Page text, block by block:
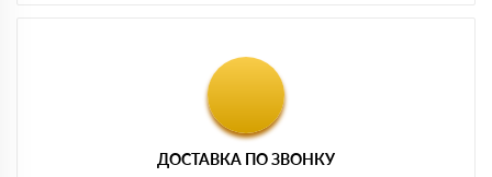
ДОСТАВКА ПО ЗВОНКУ